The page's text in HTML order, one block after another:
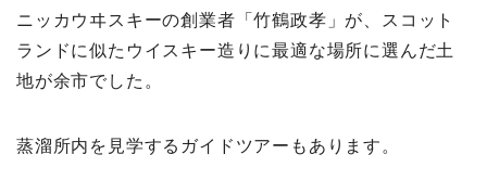
ニッカウヰスキーの創業者「竹鶴政孝」が、スコット
ランドに似たウイスキー造りに最適な場所に選んだ土
地が余市でした。
蒸溜所内を見学するガイドツアーもあります。